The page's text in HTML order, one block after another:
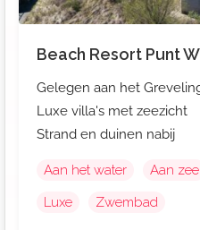
Beach Resort Punt
Gelegen aan het
Luxe villa's met zeezicht
Strand en duinen nabij
Aan het water Aan zee
Luxe
Zwembad